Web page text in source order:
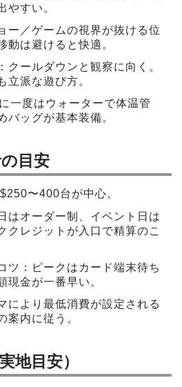
やすい。
ー／ゲームの視界が抜ける位
動は避けると快適。
クールダウンと観察に向く。
立派な遊び方。
一度はウォーターで体温管
バッグが基本装備。
目安
〜400台が中心。
はオーダー制、イベント日は
クレジットが入口で精算のこ
ツ：ピークはカード端末待ち
現金が一番早い。
により最低消費が設定される
案内に従う。
地目安）